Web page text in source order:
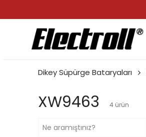
Dikey Süpürge Bataryaları
XW9463 4 ürün